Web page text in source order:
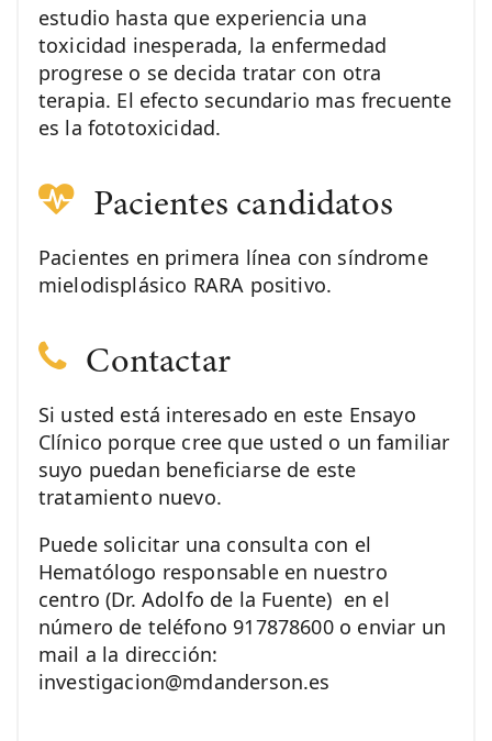
estudio hasta que experiencia una
toxicidad inesperada, la enfermedad
progrese o se decida tratar con otra
terapia. El efecto secundario mas frecuente
es la fototoxicidad.
Pacientes candidatos
Pacientes en primera línea con síndrome
mielodisplásico RARA positivo.
Contactar
Si usted está interesado en este Ensayo
Clínico porque cree que usted o un familiar
suyo puedan beneficiarse de este
tratamiento nuevo.
Puede solicitar una consulta con el
Hematólogo responsable en nuestro
centro (Dr. Adolfo de la Fuente) en el
número de teléfono 917878600 o enviar un
mail a la dirección:
investigacion@mdanderson.es